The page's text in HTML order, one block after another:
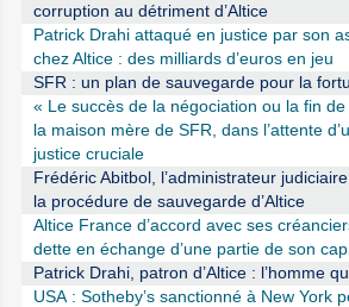
corruption au détriment d’Altice
Patrick Drahi attaqué en justice par son
chez Altice : des milliards d’euros en jeu
SFR : un plan de sauvegarde pour la
« Le succès de la négociation ou la fin de
la maison mère de SFR, dans l’attente
justice cruciale
Frédéric Abitbol, l’administrateur
la procédure de sauvegarde d’Altice
Altice France d’accord avec ses
dette en échange d’une partie de son
Patrick Drahi, patron d’Altice : l’homme
USA : Sotheby’s sanctionné à New York